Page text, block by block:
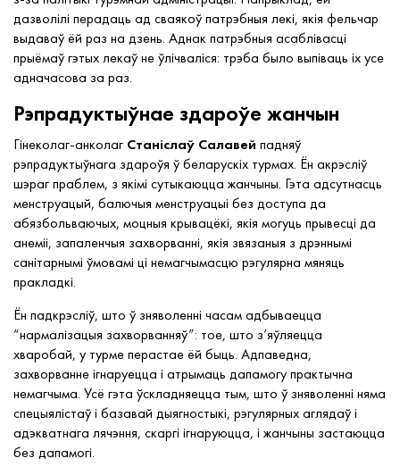
дазволілі перадаць ад сваякоў патрэбныя лекі, якія фельчар
выдаваў ёй раз на дзень. Аднак патрэбныя асаблівасці
прыёмаў гэтых лекаў не ўлічваліся: трэба было выпіваць іх усе
адначасова за раз.
Рэпрадуктыўнае здароўе жанчын
Гінеколаг-анколаг Станіслаў Салавей падняў
рэпрадуктыўнага здароўя ў беларускіх турмах. Ён акрэсліў
шэраг праблем, з якімі сутыкаюцца жанчыны. Гэта адсутнасць
менструацый, балючыя менструацыі без доступа да
абязбольваючых, моцныя крывацёкі, якія могуць прывесці да
анеміі, запаленчыя захворванні, якія звязаныя з дрэннымі
санітарнымі ўмовамі ці немагчымасцю рэгулярна мяняць
пракладкі.
Ён падкрэсліў, што ў зняволенні часам адбываецца
“нармалізацыя захворванняў”: тое, што з’яўляецца
хваробай, у турме перастае ёй быць. Адпаведна,
захворванне ігнаруецца і атрымаць дапамогу практычна
немагчыма. Усё гэта ўскладняецца тым, што ў зняволенні няма
спецыялістаў і базавай дыягностыкі, рэгулярных аглядаў і
адэкватнага лячэння, скаргі ігнаруюцца, і жанчыны застаюцца
без дапамогі.